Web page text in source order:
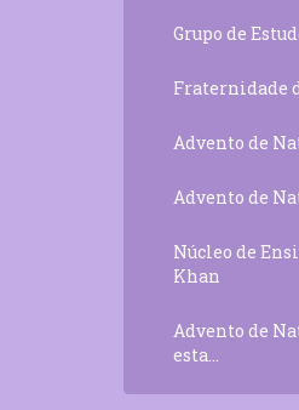
Grupo de
Fraternidade
Advento de
Advento de
Núcleo de
Khan
Advento de
esta...